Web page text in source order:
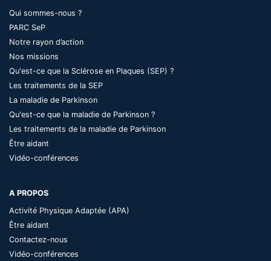
Qui sommes-nous ?
PARC SeP
Notre rayon d’action
Nos missions
Qu'est-ce que la Sclérose en Plaques (SEP) ?
Les traitements de la SEP
La maladie de Parkinson
Qu'est-ce que la maladie de Parkinson ?
Les traitements de la maladie de Parkinson
Être aidant
Vidéo-conférences
A PROPOS
Activité Physique Adaptée (APA)
Être aidant
Contactez-nous
Vidéo-conférences